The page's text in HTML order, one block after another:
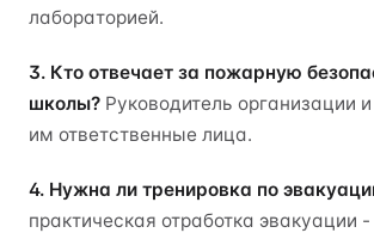
лабораторией.
3. Кто отвечает за пожарную
школы? Руководитель организации
им ответственные лица.
4. Нужна ли тренировка по
практическая отработка эвакуации